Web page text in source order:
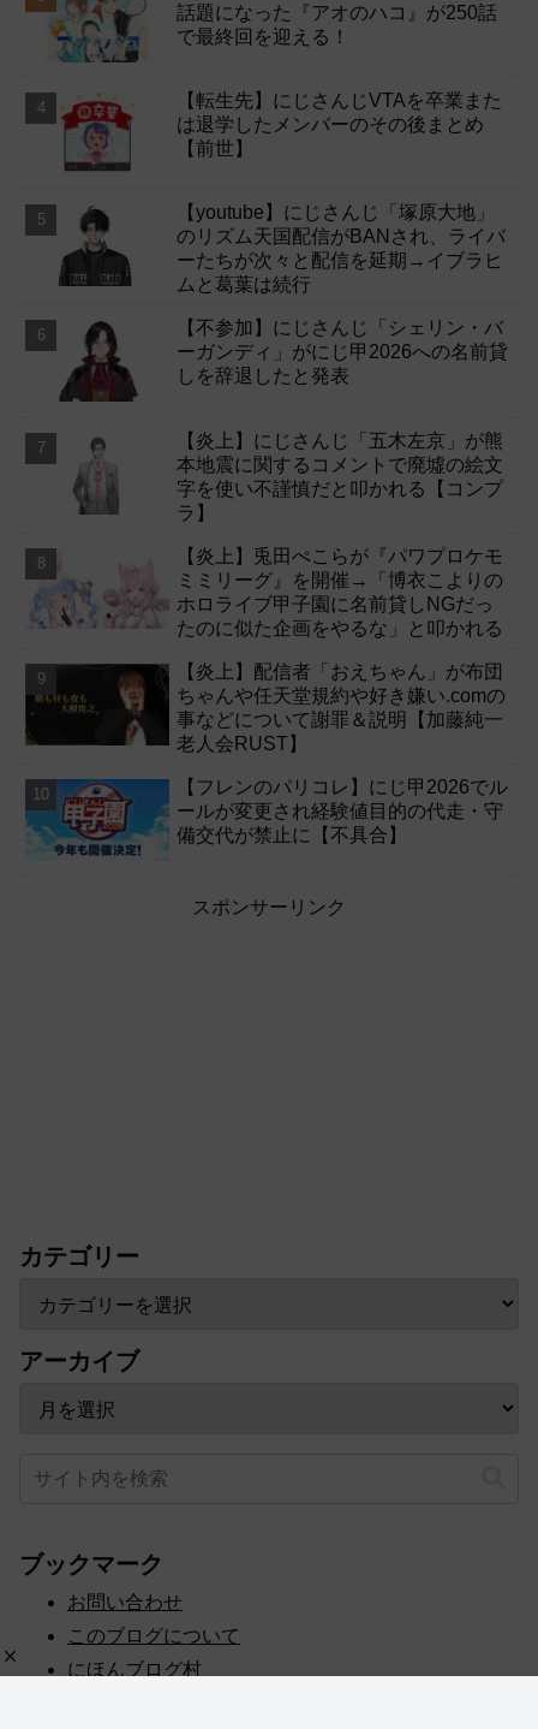
話題になった『アオのハコ』が250話
で最終回を迎える！
【転生先】にじさんじVTAを卒業また
は退学したメンバーのその後まとめ
【前世】
【youtube】にじさんじ「塚原大地」
のリズム天国配信がBANされ、ライバ
ーたちが次々と配信を延期→イブラヒ
ムと葛葉は続行
【不参加】にじさんじ「シェリン・バ
ーガンディ」がにじ甲2026への名前貸
しを辞退したと発表
【炎上】にじさんじ「五木左京」が熊
本地震に関するコメントで廃墟の絵文
字を使い不謹慎だと叩かれる【コンプ
ラ】
【炎上】兎田ぺこらが『パワプロケモ
ミミリーグ』を開催→「博衣こよりの
ホロライブ甲子園に名前貸しNGだっ
たのに似た企画をやるな」と叩かれる
【炎上】配信者「おえちゃん」が布団
ちゃんや任天堂規約や好き嫌い.comの
事などについて謝罪＆説明【加藤純一
老人会RUST】
【フレンのパリコレ】にじ甲2026でル
ールが変更され経験値目的の代走・守
備交代が禁止に【不具合】
スポンサーリンク
カテゴリー
アーカイブ
ブックマーク
お問い合わせ
このブログについて
にほんブログ村